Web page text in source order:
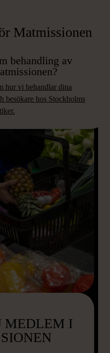
Matmissionen
behandling av
hur vi behandlar dina
besökare hos Stockholms
MEDLEM I